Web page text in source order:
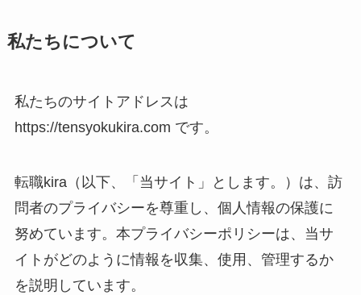
私たちについて
私たちのサイトアドレスは
https://tensyokukira.com です。
転職kira（以下、「当サイト」とします。）は、訪
問者のプライバシーを尊重し、個人情報の保護に
努めています。本プライバシーポリシーは、当サ
イトがどのように情報を収集、使用、管理するか
を説明しています。